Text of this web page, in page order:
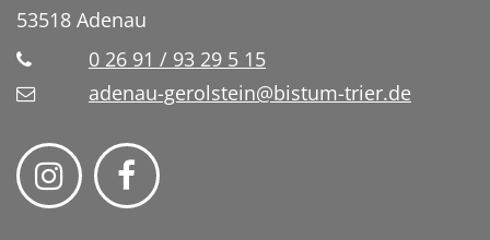
53518 Adenau
0 26 91 / 93 29 5 15
adenau-gerolstein@bistum-trier.de